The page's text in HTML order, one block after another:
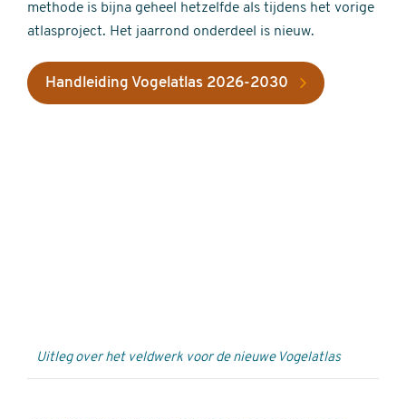
methode is bijna geheel hetzelfde als tijdens het vorige
atlasproject. Het jaarrond onderdeel is nieuw.
Handleiding Vogelatlas 2026-2030
Uitleg over het veldwerk voor de nieuwe Vogelatlas